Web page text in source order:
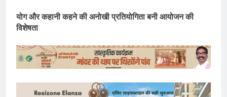
योग और कहानी कहने की अनोखी प्रतियोगिता बनी आयोजन की
विशेषता